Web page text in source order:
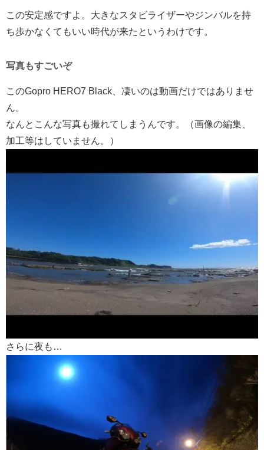
この安定感ですよ。大きなスタビライザーやジンバルを持
ち歩かなくてもいい時代が来たというわけです。
写真もすごいぞ
このGopro HERO7 Black、凄いのは動画だけではありませ
ん。
なんとこんな写真も撮れてしまうんです。（画像の編集、
加工等はしていません。）
さらに夜も…